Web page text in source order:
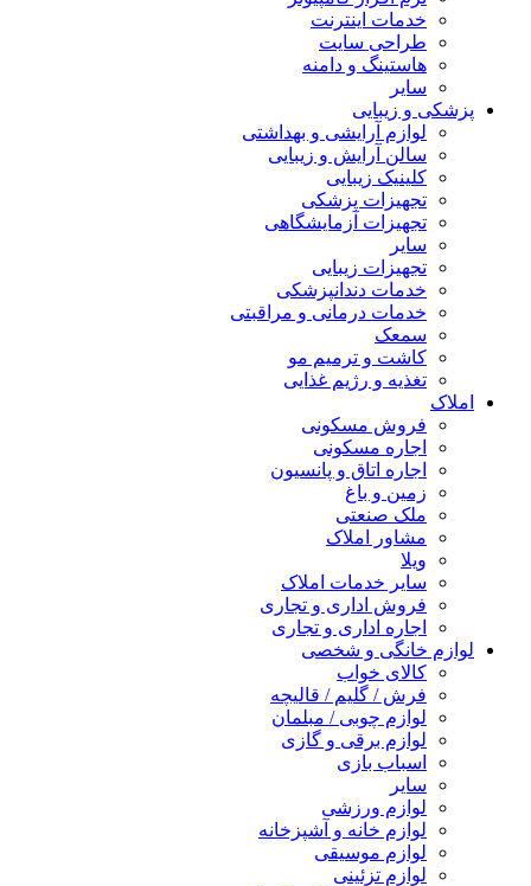
خدمات اینترنت
طراحی سایت
هاستینگ و دامنه
سایر
پزشکی و زیبایی
لوازم آرایشی و بهداشتی
سالن آرایش و زیبایی
کلینیک زیبایی
تجهیزات پزشکی
تجهیزات آزمایشگاهی
سایر
تجهیزات زیبایی
خدمات دندانپزشکی
خدمات درمانی و مراقبتی
سمعک
کاشت و ترمیم مو
تغذیه و رژیم غذایی
املاک
فروش مسکونی
اجاره مسکونی
اجاره اتاق و پانسیون
زمین و باغ
ملک صنعتی
مشاور املاک
ویلا
سایر خدمات املاک
فروش اداری و تجاری
اجاره اداری و تجاری
لوازم خانگی و شخصی
کالای خواب
فرش / گلیم / قالیچه
لوازم چوبی / مبلمان
لوازم برقی و گازی
اسباب بازی
سایر
لوازم ورزشی
لوازم خانه و آشپزخانه
لوازم موسیقی
لوازم تزئینی